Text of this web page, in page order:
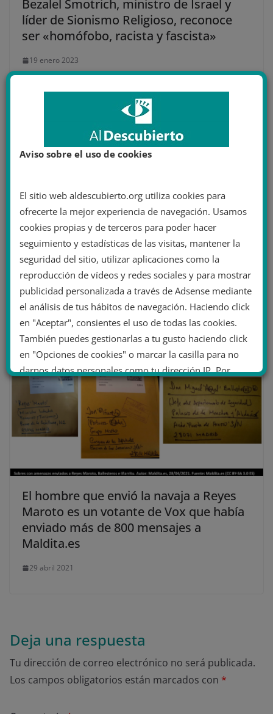
Bezalel Smotrich, ministro de Israel y
líder de Sionismo Religioso, reconoce
ser «homófobo, racista y fascista»
19 enero 2023
Un grupo de extrema derecha ataca a
menores refugiados en Grecia
29 diciembre 2020
El hombre que envió la navaja a Reyes
Maroto es un votante de Vox que había
enviado más de 800 mensajes a
Maldita.es
29 abril 2021
Deja una respuesta
Tu dirección de correo electrónico no será publicada.
Los campos obligatorios están marcados con *
Aviso sobre el uso de cookies
El sitio web aldescubierto.org utiliza cookies para
ofrecerte la mejor experiencia de navegación. Usamos
cookies propias y de terceros para poder hacer
seguimiento y estadísticas de las visitas, mantener la
seguridad del sitio, utilizar aplicaciones como la
reproducción de vídeos y redes sociales y para mostrar
publicidad personalizada a través de Adsense mediante
el análisis de tus hábitos de navegación. Haciendo click
en "Aceptar", consientes el uso de todas las cookies.
También puedes gestionarlas a tu gusto haciendo click
en "Opciones de cookies" o marcar la casilla para no
darnos datos personales como tu dirección IP. Por
último, puedes leer nuestra Política de cookies.
No dar mi información personal
Rechazar cookies Política de cookies